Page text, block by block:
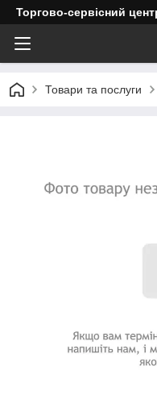
Торгово-сервісний
Товари та послуги